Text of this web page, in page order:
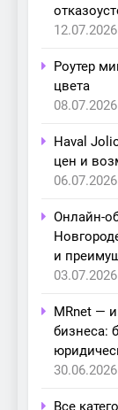
12.07.2026
Роутер
цвета
08.07.2026
Haval
цен и
06.07.2026
Онлайн-
и
03.07.2026
MRnet —
бизнеса:
30.06.2026
Все